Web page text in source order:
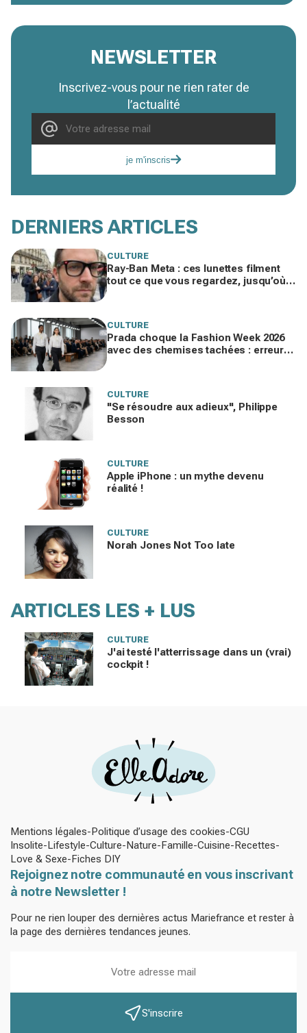
NEWSLETTER
Inscrivez-vous pour ne rien rater de
l’actualité
je m'inscris
DERNIERS ARTICLES
CULTURE
Ray-Ban Meta : ces lunettes filment
tout ce que vous regardez, jusqu’où
CULTURE
Prada choque la Fashion Week 2026
avec des chemises tachées : erreur
CULTURE
"Se résoudre aux adieux", Philippe
Besson
CULTURE
Apple iPhone : un mythe devenu
réalité !
CULTURE
Norah Jones Not Too late
ARTICLES LES + LUS
CULTURE
J'ai testé l'atterrissage dans un (vrai)
cockpit !
Mentions légales Politique d’usage des cookies CGU
Insolite Lifestyle Culture Nature Famille Cuisine Recettes
Love & Sexe Fiches DIY
Rejoignez notre communauté en vous inscrivant
à notre Newsletter !
Pour ne rien louper des dernières actus Mariefrance et rester à
la page des dernières tendances jeunes.
S'inscrire